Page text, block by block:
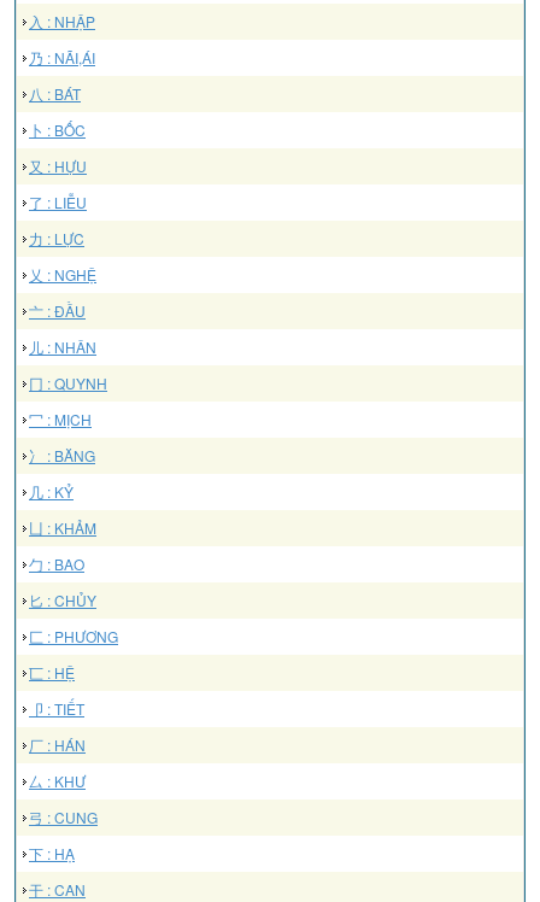
入 : NHẬP
乃 : NÃI,ÁI
八 : BÁT
卜 : BỐC
又 : HỰU
了 : LIỄU
力 : LỰC
乂 : NGHỆ
亠 : ĐẦU
儿 : NHÂN
冂 : QUYNH
冖 : MỊCH
冫 : BĂNG
几 : KỶ
凵 : KHẢM
勹 : BAO
匕 : CHỦY
匚 : PHƯƠNG
匸 : HỆ
卩 : TIẾT
厂 : HÁN
厶 : KHƯ
弓 : CUNG
下 : HẠ
干 : CAN